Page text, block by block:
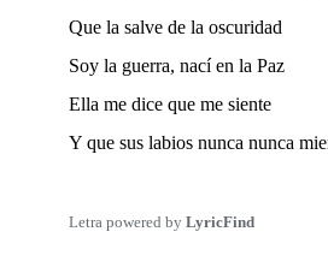
Que la salve de la oscuridad
Soy la guerra, nací en la Paz
Ella me dice que me siente
Y que sus labios nunca nunca
Letra powered by LyricFind